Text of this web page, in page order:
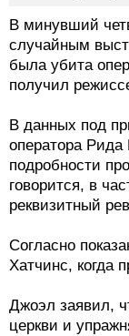
В минувший
случайным
была убита
получил
В данных под
оператора Рида
подробности
говорится, в
реквизитный
Согласно
Хатчинс, когда
Джоэл заявил,
церкви и